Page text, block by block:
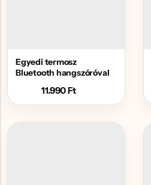
Egyedi termosz
Bluetooth hangszóróval
11.990Ft